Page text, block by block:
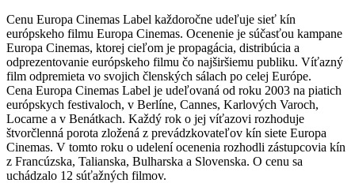
Cenu Europa Cinemas Label každoročne udeľuje sieť kín
európskeho filmu Europa Cinemas. Ocenenie je súčasťou kampane
Europa Cinemas, ktorej cieľom je propagácia, distribúcia a
odprezentovanie európskeho filmu čo najširšiemu publiku. Víťazný
film odpremieta vo svojich členských sálach po celej Európe.
Cena Europa Cinemas Label je udeľovaná od roku 2003 na piatich
európskych festivaloch, v Berlíne, Cannes, Karlových Varoch,
Locarne a v Benátkach. Každý rok o jej víťazovi rozhoduje
štvorčlenná porota zložená z prevádzkovateľov kín siete Europa
Cinemas. V tomto roku o udelení ocenenia rozhodli zástupcovia kín
z Francúzska, Talianska, Bulharska a Slovenska. O cenu sa
uchádzalo 12 súťažných filmov.